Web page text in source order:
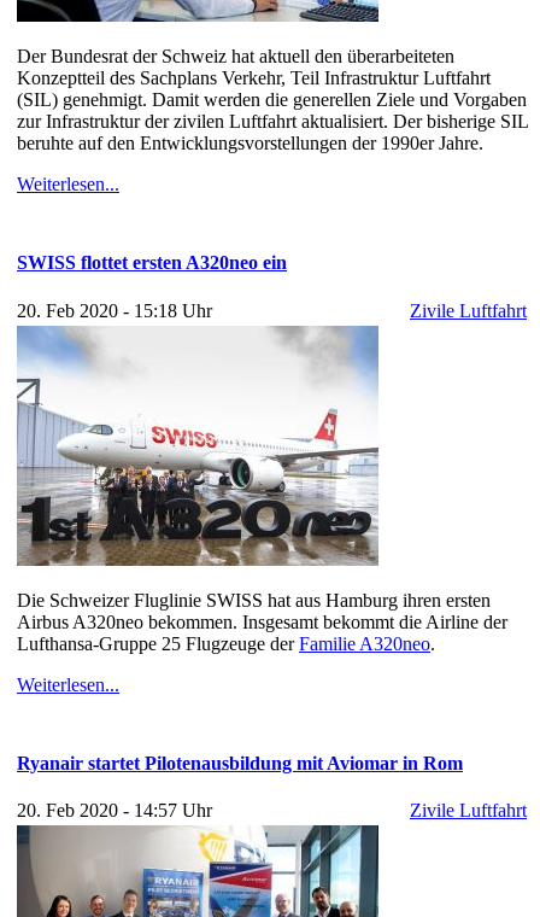
Der Bundesrat der Schweiz hat aktuell den überarbeiteten
Konzeptteil des Sachplans Verkehr, Teil Infrastruktur Luftfahrt
(SIL) genehmigt. Damit werden die generellen Ziele und Vorgaben
zur Infrastruktur der zivilen Luftfahrt aktualisiert. Der bisherige SIL
beruhte auf den Entwicklungsvorstellungen der 1990er Jahre.
Weiterlesen...
SWISS flottet ersten A320neo ein
20. Feb 2020 - 15:18 Uhr Zivile Luftfahrt
Die Schweizer Fluglinie SWISS hat aus Hamburg ihren ersten
Airbus A320neo bekommen. Insgesamt bekommt die Airline der
Lufthansa-Gruppe 25 Flugzeuge derFamilie A320neo.
Weiterlesen...
Ryanair startet Pilotenausbildung mit Aviomar in Rom
20. Feb 2020 - 14:57 Uhr Zivile Luftfahrt